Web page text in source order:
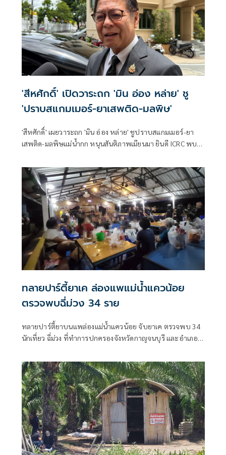
ป้องกันและปราบปรามยาเสพติด หรือสำนักงาน ป.ป.ส.
'สีหศักดิ์' เปิดวาระถก 'มิน อ่อง หล่าย' ชู
'ปราบสแกมเมอร์-ยาเสพติด-มลพิษ'
'สีหศักดิ์' เผยวาระถก 'มิน อ่อง หล่าย' ชูปราบสแกมเมอร์-ยา
เสพติด-มลพิษแม่น้ำกก หนุนสันติภาพเมียนมา ยินดี ICRC พบ
ทลายปาร์ตี้ยาเค ล่องแพแม่น้ำแควน้อย
ตรวจพบฉี่ม่วง 34 ราย
ทลายปาร์ตี้ยาบนแพล่องแม่น้ำแควน้อย จับยาเค ตรวจพบ 34
นักเที่ยว ฉี่ม่วง ที่ทำการปกครองจังหวัดกาญจนบุรี และอําเภอ
ยาเสพติด